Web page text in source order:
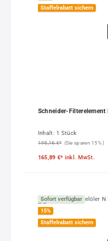
Staffelrabatt sichern
Schneider-
Inhalt: 1 Stück
195,16 €* (Sie sparen 15% )
165,89 €* inkl. MwSt.
Sofort verfügbar
15%
Staffelrabatt sichern